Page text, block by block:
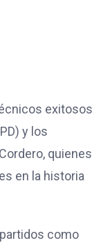
exitosos
y los
quienes
en la historia
como